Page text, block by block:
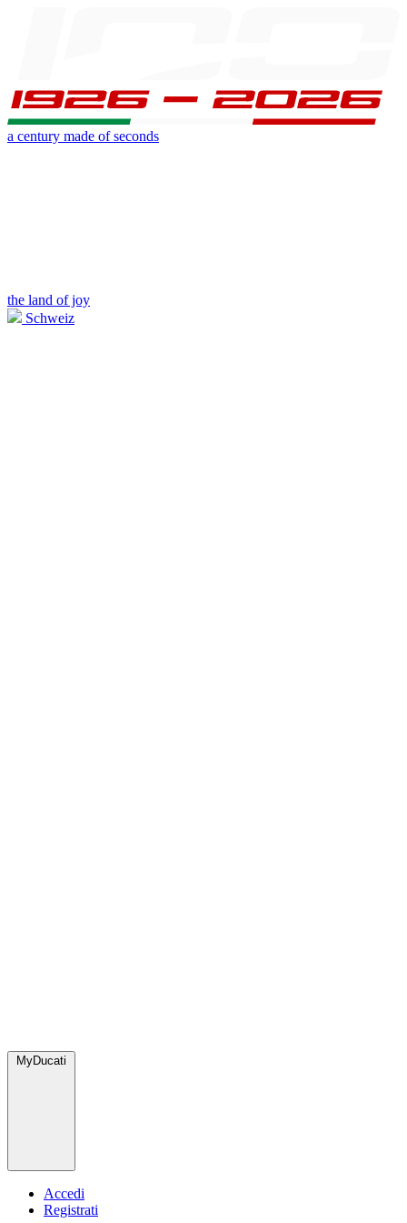
a century made of seconds
the land of joy
Schweiz
MyDucati
Accedi
Registrati